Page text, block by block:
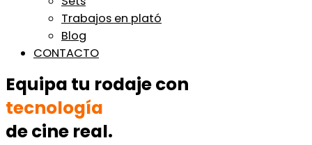
Trabajos en plató
Blog
CONTACTO
Equipa tu rodaje con
tecnología
de cine real.